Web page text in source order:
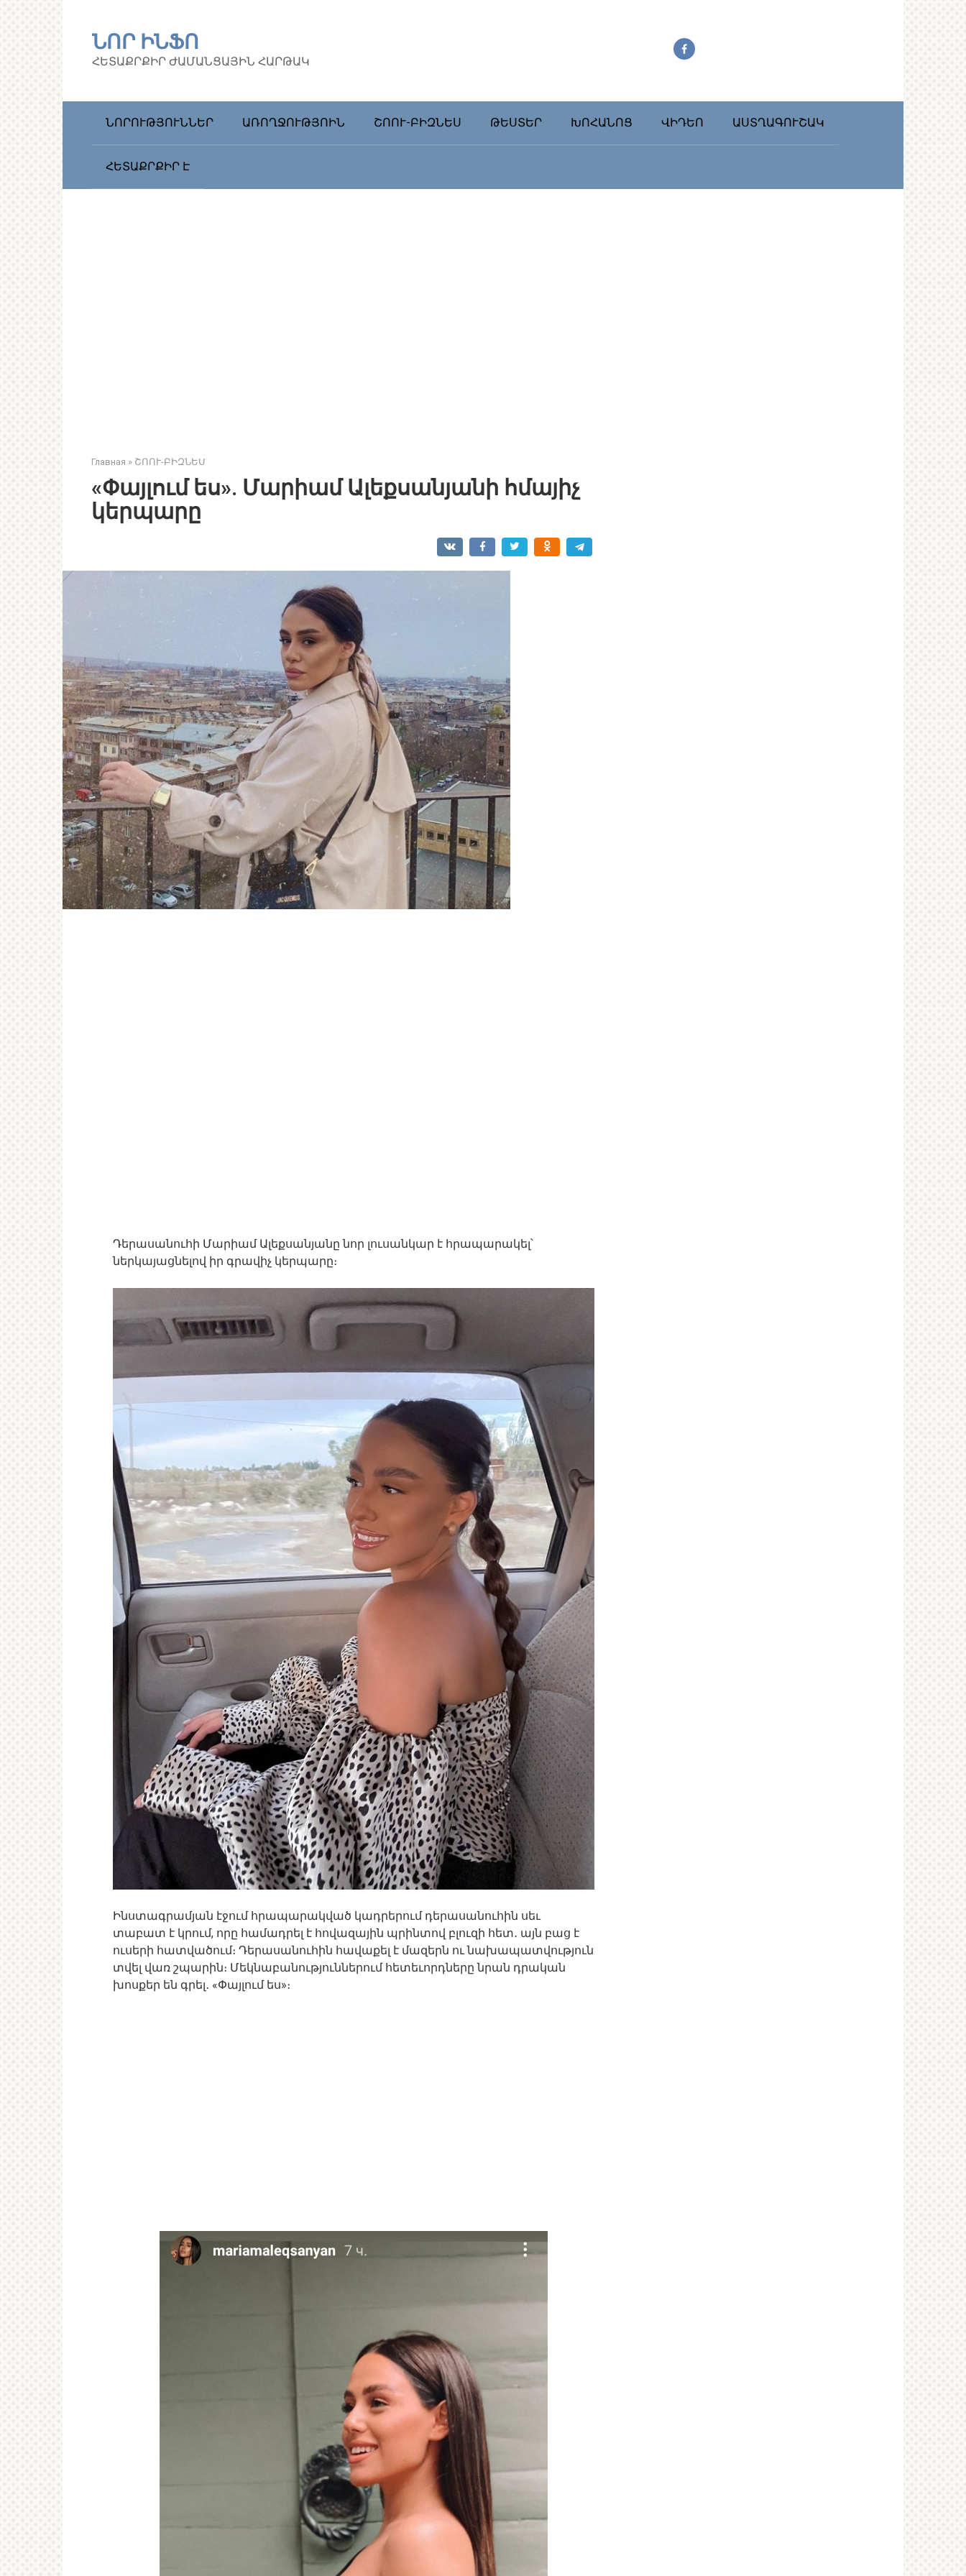
ՆՈՐ ԻՆՖՈ
ՀԵՏԱՔՐՔԻՐ ԺԱՄԱՆՑԱՅԻՆ ՀԱՐԹԱԿ
ՆՈՐՈՒԹՅՈՒՆՆԵՐ ԱՌՈՂՋՈՒԹՅՈԻՆ ՇՈՈՒ-ԲԻԶՆԵՍ ԹԵՍՏԵՐ ԽՈՀԱՆՈՑ ՎԻԴԵՈ ԱՍՏՂԱԳՈՒՇԱԿ
ՀԵՏԱՔՐՔԻՐ Է
Главная » ՇՈՈՒ-ԲԻԶՆԵՍ
«Փայլում ես». Մարիամ Ալեքսանյանի հմայիչ
կերպարը
Դերասանուհի Մարիամ Ալեքսանյանը նոր լուսանկար է հրապարակել՝
ներկայացնելով իր գրավիչ կերպարը։
Ինստագրամյան էջում հրապարակված կադրերում դերասանուհին սեւ
տաբատ է կրում, որը համադրել է հովազային պրինտով բլուզի հետ․ այն բաց է
ուսերի հատվածում։ Դերասանուհին հավաքել է մազերն ու նախապատվություն
տվել վառ շպարին։ Մեկնաբանություններում հետեւորդները նրան դրական
խոսքեր են գրել․ «Փայլում ես»։